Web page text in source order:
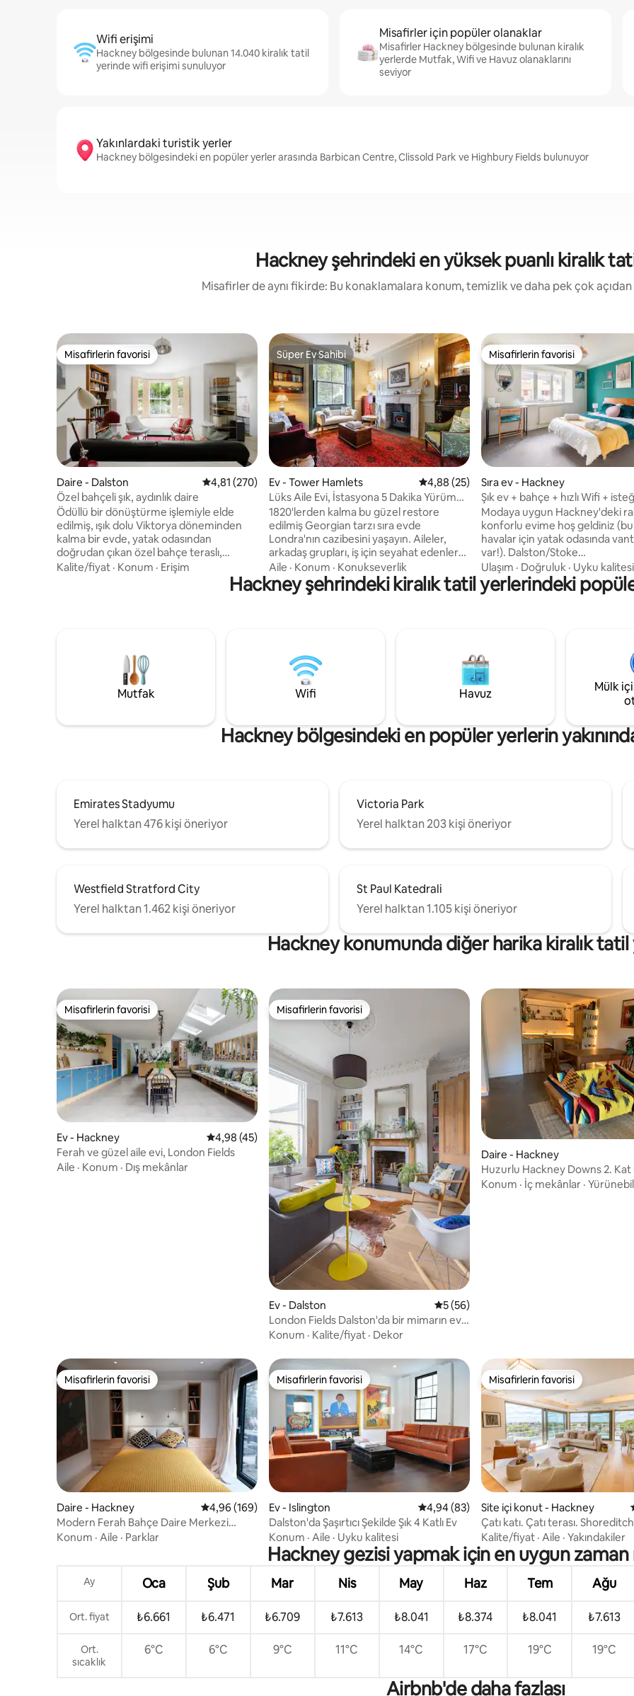
Wifi erişimi
Hackney bölgesinde bulunan 14.040 kiralık tatil
yerinde wifi erişimi sunuluyor
Misafirler için popüler olanaklar
Misafirler Hackney bölgesinde bulunan kiralık
yerlerde Mutfak, Wifi ve Havuz olanaklarını
seviyor
Yakınlardaki turistik yerler
Hackney bölgesindeki en popüler yerler arasında Barbican Centre, Clissold Park ve Highbury Fields bulunuyor
Hackney şehrindeki en yüksek puanlı kiralık
Misafirler de aynı fikirde: Bu konaklamalara konum, temizlik ve daha pek çok
Misafirlerin favorisi
Misafirlerin favorisi
Daire - Dalston 5 üzerinden ortalama 4,81 puan, 270 değerlendirme
4,81 (270)
Özel bahçeli şık, aydınlık daire
Ödüllü bir dönüştürme işlemiyle elde
edilmiş, ışık dolu Viktorya döneminden
kalma bir evde, yatak odasından
doğrudan çıkan özel bahçe teraslı,
büyüleyici bir özel alan. En iyi pazarların,
altındaki alt zemin kattadır. ***Lütfen
unutmayın: Tüm yataklar standart Birleşik
Krallık King boyutlarındadır ve ABD yatak
boyutlarından farklı olabilir.***
Kalite/fiyat · Konum · Erişim
Süper Ev Sahibi
Süper Ev Sahibi
Ev - Tower Hamlets 5 üzerinden ortalama 4,88 puan, 25
4,88 (25)
Lüks Aile Evi, İstasyona 5 Dakika Yürüme
Mesafesinde
1820'lerden kalma bu güzel restore
edilmiş Georgian tarzı sıra evde
Londra'nın cazibesini yaşayın. Aileler,
arkadaş grupları, iş için seyahat edenler
için idealdir 🏛️ 1820'lerden kalma ev 🚇
0,2 mil → Mile End Tube • 0,3 mil → Bow
Road 🏞️ Victoria Parkı'na 10 dakika
harika barlar var. Ev yemekleri için 🍽️ tam
donanımlı mutfak 🛒 1 dakika yürüme
mesafesinde → süpermarket 🏠 4 katlı ev
Aile · Konum · Konukseverlik
Misafirlerin favorisi
Misafirlerin favorisi
Sıra ev - Hackney
Şık ev + bahçe + hızlı Wifi +
park yeri
Modaya uygun Hackney'deki
konforlu evime hoş geldiniz (bu
havalar için yatak odasında
var!). Dalston/Stoke
Newington/Haggerston'un
dükkanlarına,
kafelerine/sinemalarına/gece
mesafesinde olmaya
kayıt size tek başına konaklama
sunar ve ben yokken bunu
Diğer kaydım (Çift Kişilik Oda
için) ben evdeyken geçerlidir,
Ulaşım · Doğruluk · Uyku kalitesi
Hackney şehrindeki kiralık tatil yerlerindeki
Mutfak Wifi Havuz
Mülk
Hackney bölgesindeki en popüler yerlerin
Emirates Stadyumu
Yerel halktan 476 kişi öneriyor
Victoria Park
Yerel halktan 203 kişi öneriyor
Westfield Stratford City
Yerel halktan 1.462 kişi öneriyor
St Paul Katedrali
Yerel halktan 1.105 kişi öneriyor
Hackney konumunda diğer harika kiralık
Misafirlerin favorisi
Misafirlerin favorisi
Ev - Hackney 5 üzerinden ortalama 4,98 puan, 45 değerlendirme
4,98 (45)
Ferah ve güzel aile evi, London Fields
Aile · Konum · Dış mekânlar
Misafirlerin favorisi
Misafirlerin favorisi
Ev - Dalston 5 üzerinden ortalama 5 puan, 56
5 (56)
London Fields Dalston'da bir mimarın evi
ve bahçesi
Konum · Kalite/fiyat · Dekor
Daire - Hackney
Huzurlu Hackney Downs 2. Kat
Konum · İç mekânlar ·
Misafirlerin favorisi
Misafirlerin favorisi
Daire - Hackney 5 üzerinden ortalama 4,96 puan, 169 değerlendirme
4,96 (169)
Modern Ferah Bahçe Daire Merkezi
Hackney
Konum · Aile · Parklar
Misafirlerin favorisi
Misafirlerin favorisi
Ev - Islington 5 üzerinden ortalama 4,94 puan, 83
4,94 (83)
Dalston'da Şaşırtıcı Şekilde Şık 4 Katlı Ev
Konum · Aile · Uyku kalitesi
Misafirlerin favorisi
Misafirlerin favorisi
Site içi konut - Hackney
Çatı katı. Çatı terası.
Kalite/fiyat · Aile · Yakındakiler
Hackney gezisi yapmak için en uygun zaman
Ay Oca Şub Mar Nis May Haz Tem Ağu
Ort. fiyat ₺6.661 ₺6.471 ₺6.709 ₺7.613 ₺8.041 ₺8.374 ₺8.041 ₺7.613
Ort.
sıcaklık
6°C 6°C 9°C 11°C 14°C 17°C 19°C 19°C
Airbnb'de daha fazlası